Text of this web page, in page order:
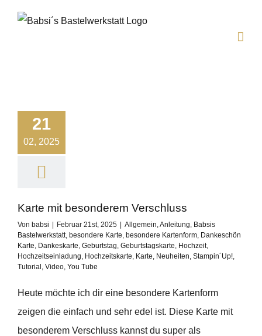
21
02, 2025
Karte mit besonderem Verschluss
Von babsi Februar 21st, 2025 Allgemein,Anleitung, Babsis
Bastelwerkstatt, besondere Karte, besondere Kartenform, Dankeschön
Karte, Dankeskarte, Geburtstag, Geburtstagskarte, Hochzeit,
Hochzeitseinladung, Hochzeitskarte, Karte, Neuheiten, Stampin´Up!,
Tutorial , Video, You Tube
Heute möchte ich dir eine besondere Kartenform
zeigen die einfach und sehr edel ist. Diese Karte mit
besonderem Verschluss kannst du super als